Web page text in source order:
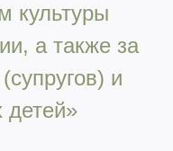
культуры
а также за
и
детей»